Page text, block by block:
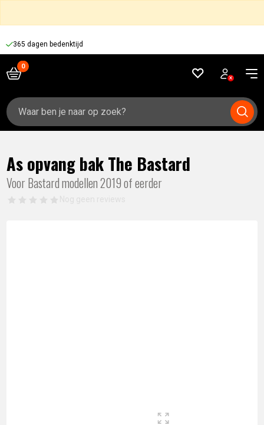
365 dagen bedenktijd
Zoeken
naar:
As opvang bak The Bastard
Voor Bastard modellen 2019 of eerder